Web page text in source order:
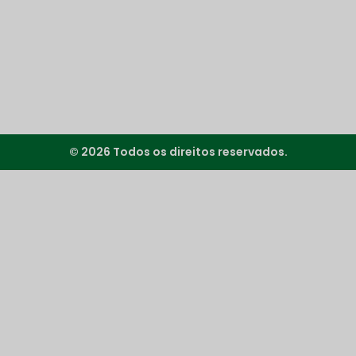
© 2026 Todos os direitos reservados.